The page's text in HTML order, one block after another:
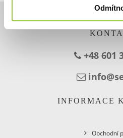
+48 601
INFORMACE
Obchodní